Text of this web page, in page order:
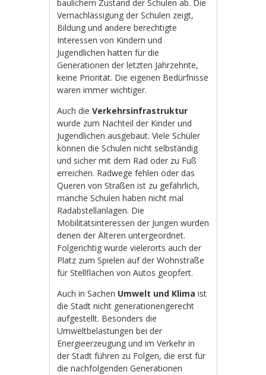
baulichem Zustand der Schulen ab. Die
Vernachlässigung der Schulen zeigt,
Bildung und andere berechtigte
Interessen von Kindern und
Jugendlichen hatten für die
Generationen der letzten Jahrzehnte,
keine Priorität. Die eigenen Bedürfnisse
waren immer wichtiger.
Auch dieVerkehrsinfrastruktur
wurde zum Nachteil der Kinder und
Jugendlichen ausgebaut. Viele Schüler
können die Schulen nicht selbständig
und sicher mit dem Rad oder zu Fuß
erreichen. Radwege fehlen oder das
Queren von Straßen ist zu gefährlich,
manche Schulen haben nicht mal
Radabstellanlagen. Die
Mobilitätsinteressen der Jungen wurden
denen der Älteren untergeordnet.
Folgerichtig wurde vielerorts auch der
Platz zum Spielen auf der Wohnstraße
für Stellflächen von Autos geopfert.
Auch in Sachen Umwelt und Klima ist
die Stadt nicht generationengerecht
aufgestellt. Besonders die
Umweltbelastungen bei der
Energieerzeugung und im Verkehr in
der Stadt führen zu Folgen, die erst für
die nachfolgenden Generationen